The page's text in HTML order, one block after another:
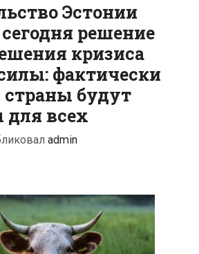
Эстонии
решение
кризиса
фактически
будут
всех
admin